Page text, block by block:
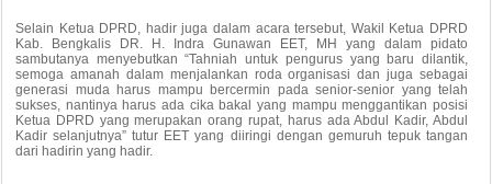
Selain Ketua DPRD, hadir juga dalam acara tersebut, Wakil Ketua DPRD
Kab. Bengkalis DR. H. Indra Gunawan EET, MH yang dalam pidato
sambutanya menyebutkan “Tahniah untuk pengurus yang baru dilantik,
semoga amanah dalam menjalankan roda organisasi dan juga sebagai
generasi muda harus mampu bercermin pada senior-senior yang telah
sukses, nantinya harus ada cika bakal yang mampu menggantikan posisi
Ketua DPRD yang merupakan orang rupat, harus ada Abdul Kadir, Abdul
Kadir selanjutnya” tutur EET yang diiringi dengan gemuruh tepuk tangan
dari hadirin yang hadir.